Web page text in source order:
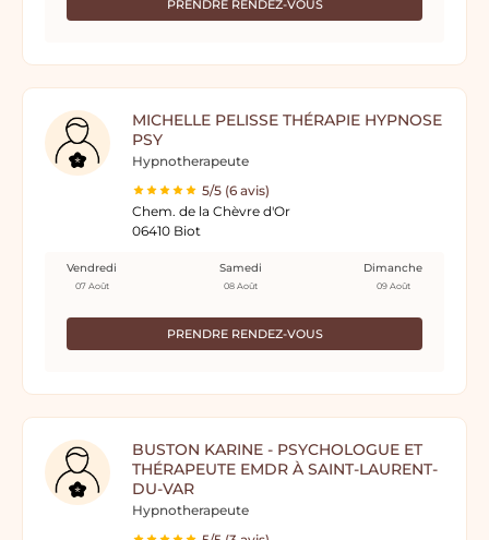
PRENDRE RENDEZ-VOUS
MICHELLE PELISSE THÉRAPIE HYPNOSE
PSY
Hypnotherapeute
5/5 (6 avis)
Chem. de la Chèvre d'Or
06410 Biot
PRENDRE RENDEZ-VOUS
Vendredi
07 Août
Samedi
08 Août
Dimanche
09 Août
BUSTON KARINE - PSYCHOLOGUE ET
THÉRAPEUTE EMDR À SAINT-LAURENT-
DU-VAR
Hypnotherapeute